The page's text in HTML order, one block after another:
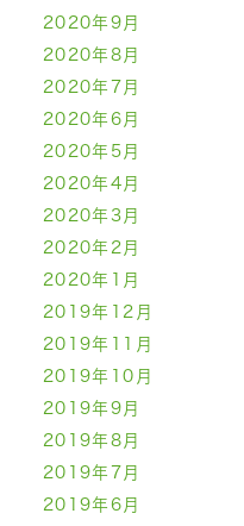
2020年9月
2020年8月
2020年7月
2020年6月
2020年5月
2020年4月
2020年3月
2020年2月
2020年1月
2019年12月
2019年11月
2019年10月
2019年9月
2019年8月
2019年7月
2019年6月